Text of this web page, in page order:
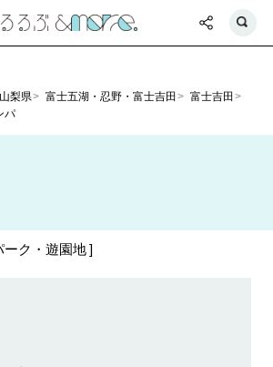
山梨県 富士五湖・忍野・富士吉田
富士吉田
パ
ーク・遊園地